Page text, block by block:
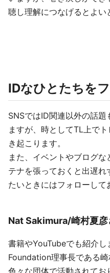
聴し理解につなげるとよい
IDなひとたちを
SNSではID関連以外の話題
ますが、時としてTL上で
き起こります。
また、イベントやブログ
テナを張っておくと出遅
たいときにはフォローして
Nat Sakimura/崎村夏彦
書籍やYouTubeでも紹介
Foundation理事長である崎
色々な団体で活動されて